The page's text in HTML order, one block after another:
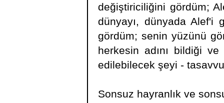
değiştiriciliğini gördüm;
dünyayı, dünyada Alef'i
gördüm; senin yüzünü
herkesin adını bildiği
edilebilecek şeyi -
Sonsuz hayranlık ve